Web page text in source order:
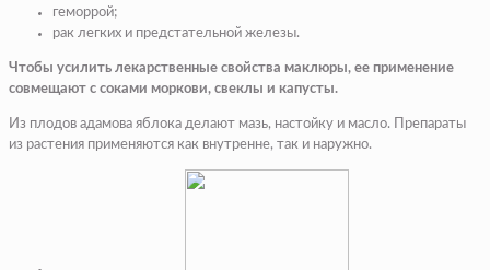
геморрой;
рак легких и предстательной железы.
Чтобы усилить лекарственные свойства маклюры, ее применение
совмещают с соками моркови, свеклы и капусты.
Из плодов адамова яблока делают мазь, настойку и масло. Препараты
из растения применяются как внутренне, так и наружно.